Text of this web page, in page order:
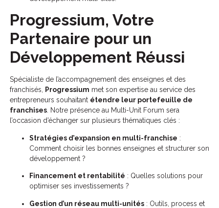
Progressium, Votre
Partenaire pour un
Développement Réussi
Spécialiste de l’accompagnement des enseignes et des
franchisés, Progressium met son expertise au service des
entrepreneurs souhaitant étendre leur portefeuille de
franchises. Notre présence au Multi-Unit Forum sera
l’occasion d’échanger sur plusieurs thématiques clés :
Stratégies d’expansion en multi-franchise :
Comment choisir les bonnes enseignes et structurer son
développement ?
Financement et rentabilité : Quelles solutions pour
optimiser ses investissements ?
Gestion d’un réseau multi-unités : Outils, process et